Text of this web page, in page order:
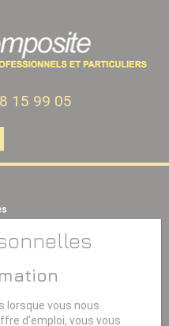
15 99 05
lorsque vous nous
d'emploi, vous vous